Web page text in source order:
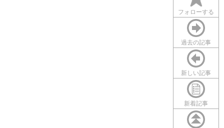
フォローする
過去の記事
新しい記事
新着記事